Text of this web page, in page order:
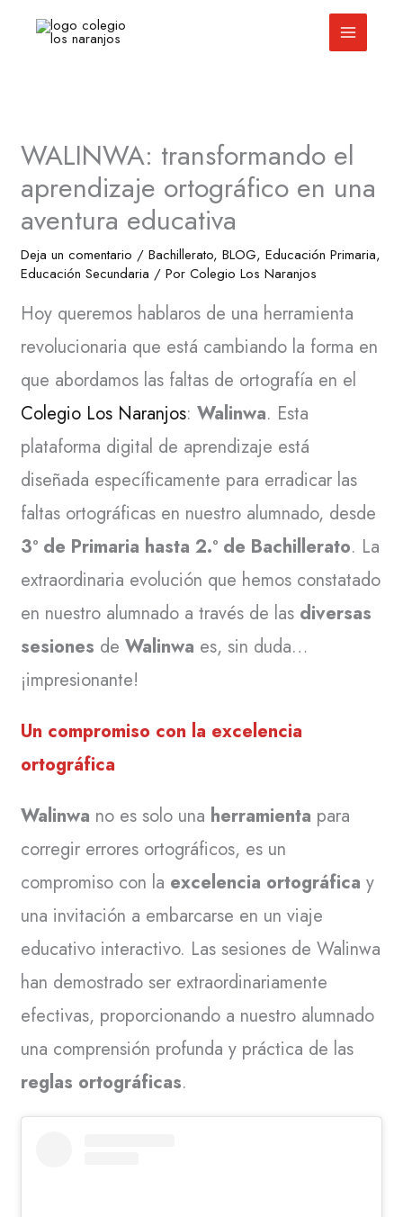
WALINWA: transformando el
aprendizaje ortográfico en una
aventura educativa
Deja un comentario /Bachillerato,BLOG,Educación Primaria,
Educación Secundaria / PorColegio Los Naranjos
Hoy queremos hablaros de una herramienta
revolucionaria que está cambiando la forma en
que abordamos las faltas de ortografía en el
Colegio Los Naranjos:Walinwa. Esta
plataforma digital de aprendizaje está
diseñada específicamente para erradicar las
faltas ortográficas en nuestro alumnado, desde
3º de Primaria hasta 2.º de Bachillerato. La
extraordinaria evolución que hemos constatado
en nuestro alumnado a través de las diversas
sesiones deWalinwa es, sin duda…
¡impresionante!
Un compromiso con la excelencia
ortográfica
Walinwa no es solo una herramienta para
corregir errores ortográficos, es un
compromiso con la excelencia ortográfica y
una invitación a embarcarse en un viaje
educativo interactivo. Las sesiones de Walinwa
han demostrado ser extraordinariamente
efectivas, proporcionando a nuestro alumnado
una comprensión profunda y práctica de las
reglas ortográficas.